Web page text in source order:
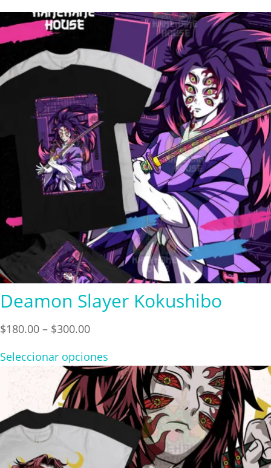
Deamon Slayer Kokushibo
$180.00 – $300.00Price
$180.00
through
$300.00
Seleccionar opciones